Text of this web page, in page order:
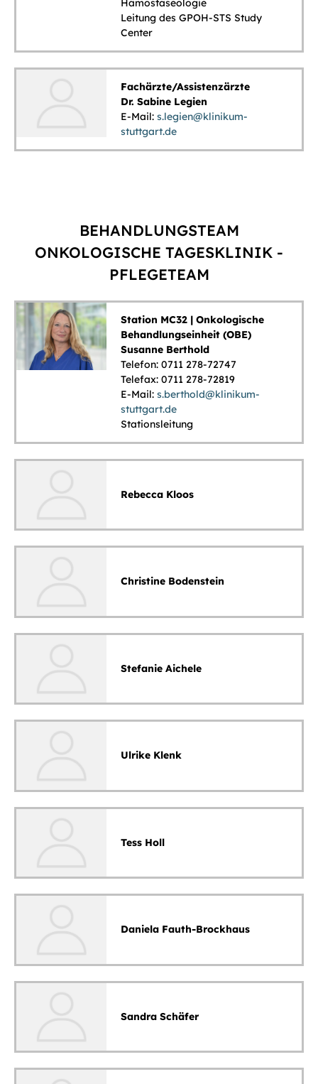
Hämostaseologie
Leitung des GPOH-STS Study
Center
Fachärzte/Assistenzärzte
Dr. Sabine Legien
E-Mail:s.legien@klinikum-
stuttgart.de
BEHANDLUNGSTEAM
ONKOLOGISCHE TAGESKLINIK -
PFLEGETEAM
Station MC32 | Onkologische
Behandlungseinheit (OBE)
Susanne Berthold
Telefon: 0711 278-72747
Telefax: 0711 278-72819
E-Mail:s.berthold@klinikum-
stuttgart.de
Stationsleitung
Rebecca Kloos
Christine Bodenstein
Stefanie Aichele
Ulrike Klenk
Tess Holl
Daniela Fauth-Brockhaus
Sandra Schäfer